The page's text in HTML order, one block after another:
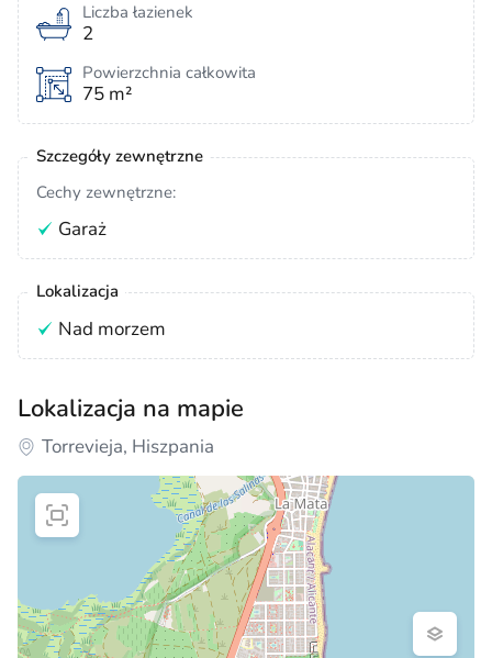
Liczba łazienek
2
Powierzchnia całkowita
75 m²
Szczegóły zewnętrzne
Cechy zewnętrzne:
Garaż
Lokalizacja
Nad morzem
Lokalizacja na mapie
Torrevieja, Hiszpania